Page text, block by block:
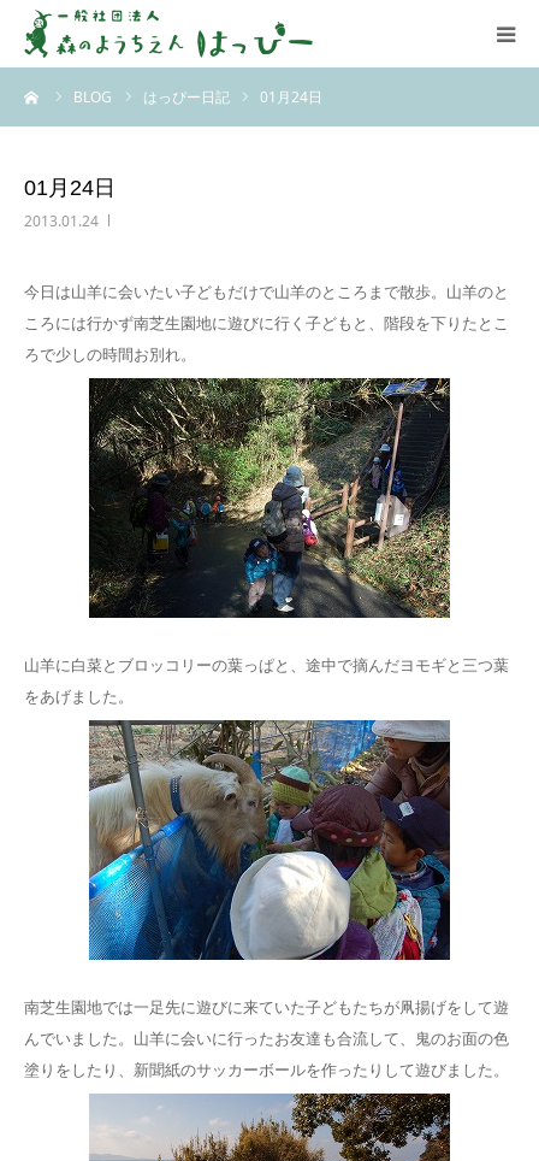
BLOG はっぴー日記 01月24日
01月24日
2013.01.24
今日は山羊に会いたい子どもだけで山羊のところまで散歩。山羊のと
ころには行かず南芝生園地に遊びに行く子どもと、階段を下りたとこ
ろで少しの時間お別れ。
山羊に白菜とブロッコリーの葉っぱと、途中で摘んだヨモギと三つ葉
をあげました。
南芝生園地では一足先に遊びに来ていた子どもたちが凧揚げをして遊
んでいました。山羊に会いに行ったお友達も合流して、鬼のお面の色
塗りをしたり、新聞紙のサッカーボールを作ったりして遊びました。
はっぴーについて
アクセス